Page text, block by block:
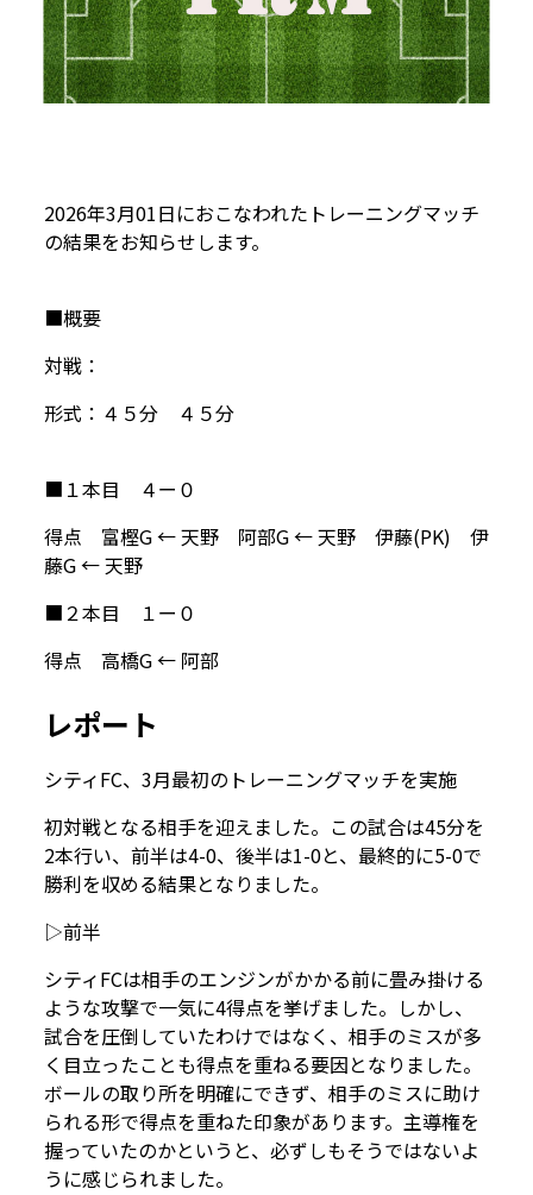
2026年3月01日におこなわれたトレーニングマッチ
の結果をお知らせします。
■概要
対戦：
形式：４５分 ４５分
■１本目 ４ー０
得点 富樫G ← 天野 阿部G ← 天野 伊藤(PK) 伊
藤G ← 天野
■２本目 １ー０
得点 高橋G ← 阿部
レポート
シティFC、3月最初のトレーニングマッチを実施
初対戦となる相手を迎えました。この試合は45分を
2本行い、前半は4-0、後半は1-0と、最終的に5-0で
勝利を収める結果となりました。
▷前半
シティFCは相手のエンジンがかかる前に畳み掛ける
ような攻撃で一気に4得点を挙げました。しかし、
試合を圧倒していたわけではなく、相手のミスが多
く目立ったことも得点を重ねる要因となりました。
ボールの取り所を明確にできず、相手のミスに助け
られる形で得点を重ねた印象があります。主導権を
握っていたのかというと、必ずしもそうではないよ
うに感じられました。